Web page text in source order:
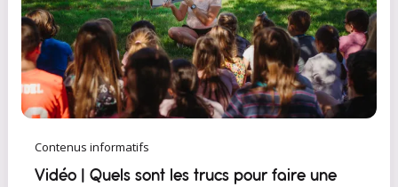
Contenus informatifs
Vidéo | Quels sont les trucs pour faire une